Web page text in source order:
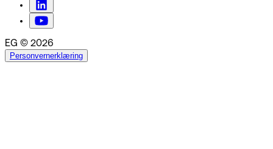
EG © 2026
Personvernerklæring